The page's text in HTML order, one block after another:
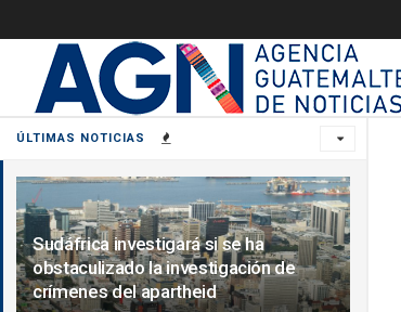
ÚLTIMAS NOTICIAS
Sudáfrica investigará si se ha
obstaculizado la investigación de
crímenes del apartheid